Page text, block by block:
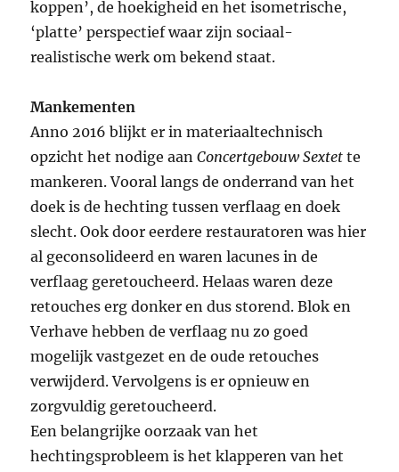
koppen’, de hoekigheid en het isometrische,
‘platte’ perspectief waar zijn sociaal-
realistische werk om bekend staat.
Mankementen
Anno 2016 blijkt er in materiaaltechnisch
opzicht het nodige aanConcertgebouw Sextet te
mankeren. Vooral langs de onderrand van het
doek is de hechting tussen verflaag en doek
slecht. Ook door eerdere restauratoren was hier
al geconsolideerd en waren lacunes in de
verflaag geretoucheerd. Helaas waren deze
retouches erg donker en dus storend. Blok en
Verhave hebben de verflaag nu zo goed
mogelijk vastgezet en de oude retouches
verwijderd. Vervolgens is er opnieuw en
zorgvuldig geretoucheerd.
Een belangrijke oorzaak van het
hechtingsprobleem is het klapperen van het